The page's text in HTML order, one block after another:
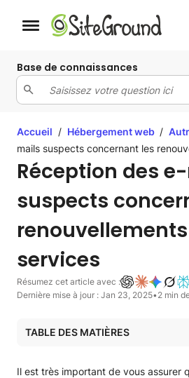
Bouton de navigation mobile
Base de connaissances
Accueil / Hébergement web /
mails suspects concernant les
Réception des
suspects
services
Résumez cet article avec :
Dernière mise à jour : Jan 23, 2025•2 min
TABLE DES MATIÈRES
Que faire si vous cliquez sur un
Il est très important de vous assurer